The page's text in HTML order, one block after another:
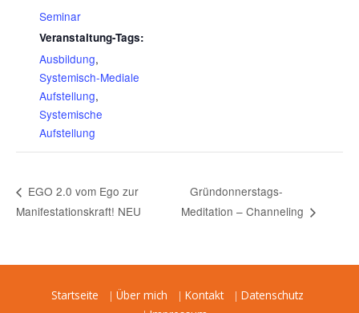
Seminar
Veranstaltung-Tags:
Ausbildung,
Systemisch-Mediale
Aufstellung,
Systemische
Aufstellung
EGO 2.0 vom Ego zur
Manifestationskraft! NEU
Gründonnerstags-
Meditation – Channeling
Startseite Über mich Kontakt
Datenschutz